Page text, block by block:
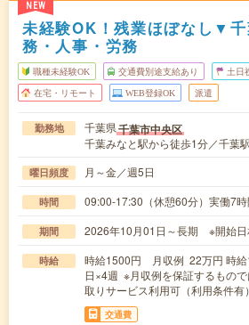
NEW
未経験OK！残業ほぼなし▼
務・人事・労務
職種未経験OK 交通費別途支給あり 土日
在宅・リモート WEB登録OK 派遣
勤務地 千葉県千葉市中央区
千葉みなと駅から徒歩1分／千葉
曜日頻度 月～金／週5日
時間 09:00-17:30（休憩60分）実働7時
期間 2026年10月01日～長期 ※開始
時給
時給1500円 月収例 22万円 時給
日×4週 ※月収例を保証するもの
取りサービス利用可（利用条件有）
交通費